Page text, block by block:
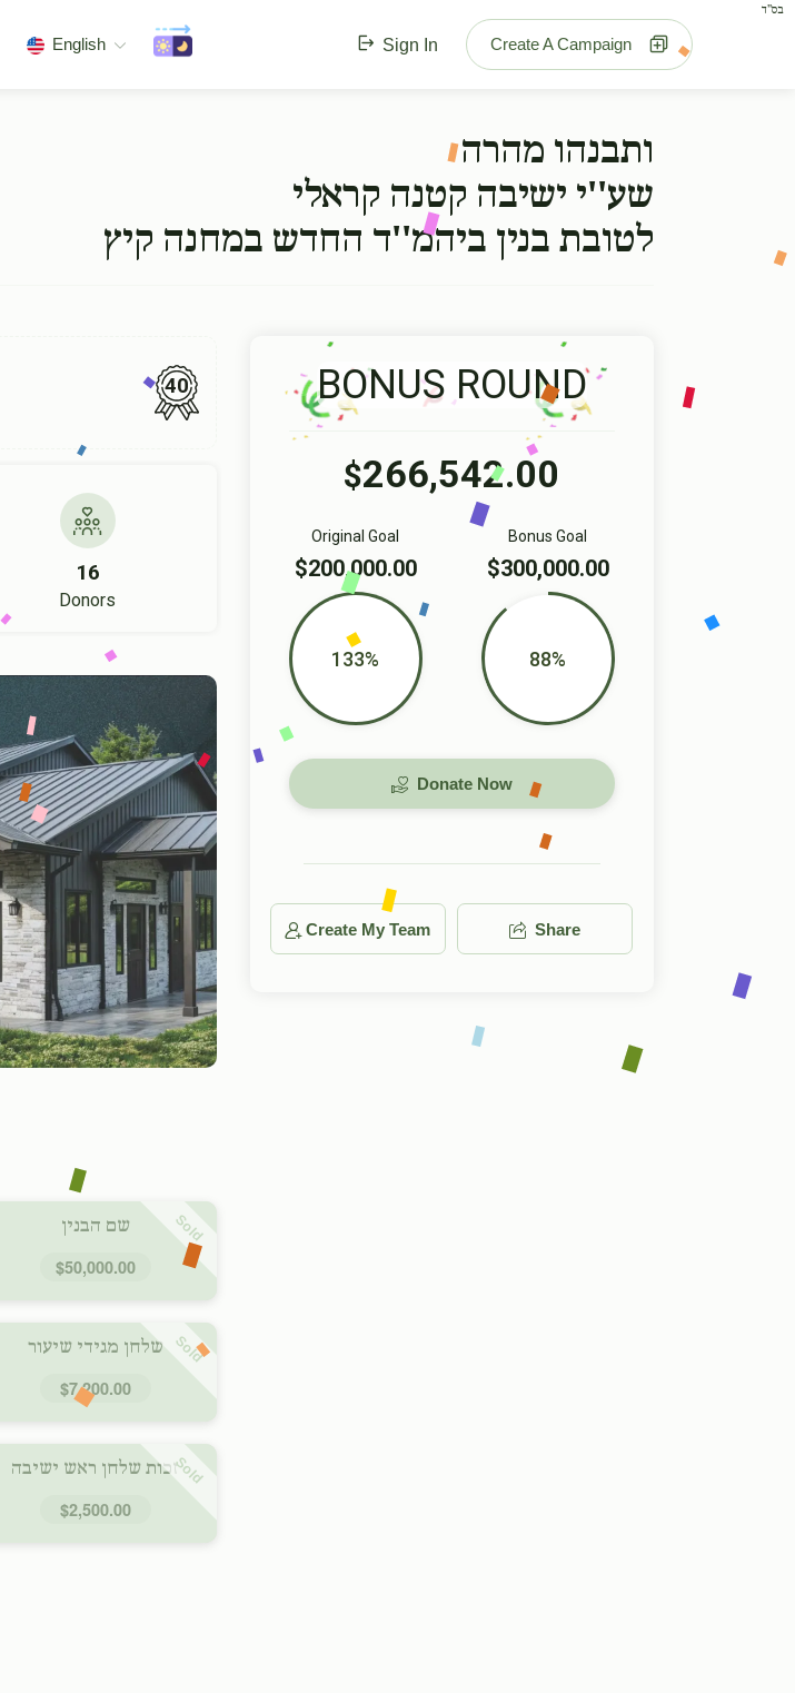
בס"ד
English Sign In Create A Campaign
ותבנהו מהרה
שע''י ישיבה קטנה קראלי
לטובת בנין ביהמ''ד החדש במחנה קיץ
40
16
Donors
Sold שם הבנין
$50,000.00
Sold שלחן מגידי שיעור
$7,200.00
Soldזכות שלחן ראש ישיבה
$2,500.00
BONUS ROUND
$266,542.00
Bonus Goal
$300,000.00
88%
Original Goal
$200,000.00
133%
Donate Now
Create My Team Share